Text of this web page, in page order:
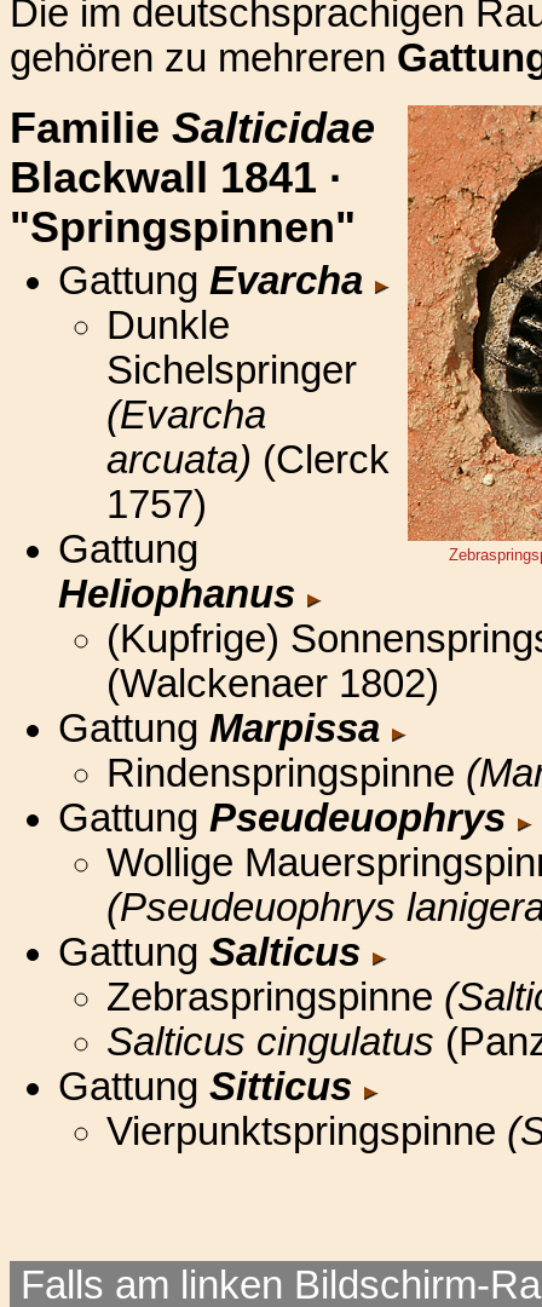
Die im deutschsprachigen
gehören zu mehreren
Familie Salticidae
Blackwall 1841 ·
"Springspinnen"
Gattung Evarcha
Dunkle
Sichelspringer
(Evarcha
arcuata) (Clerck
1757)
Gattung
Heliophanus
(Kupfrige)
(Walckenaer 1802)
Gattung Marpissa
Rindenspringspinne
Gattung Pseudeuophrys
Wollige
(Pseudeuophrys
Gattung Salticus
Zebraspringspinne
Salticus cingulatus
Gattung Sitticus
Vierpunktspringspinne
Falls am linken Bildschirm-